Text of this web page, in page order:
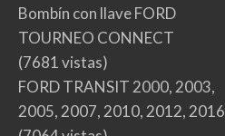
Bombín con llave FORD
TOURNEO CONNECT
(7681 vistas)
FORD TRANSIT 2000, 2003,
2005, 2007, 2010, 2012, 2016